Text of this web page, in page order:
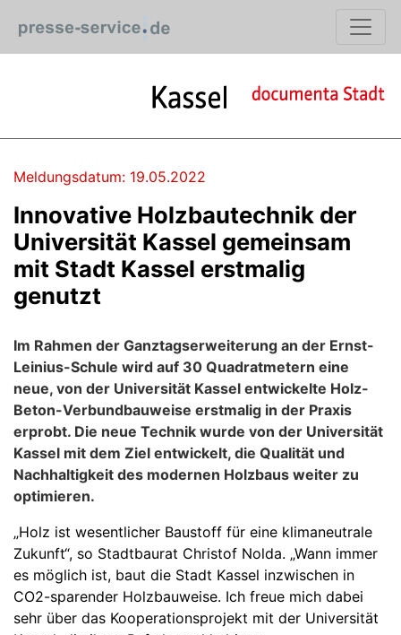
Meldungsdatum: 19.05.2022
Innovative Holzbautechnik der
Universität Kassel gemeinsam
mit Stadt Kassel erstmalig
genutzt
Im Rahmen der Ganztagserweiterung an der Ernst-
Leinius-Schule wird auf 30 Quadratmetern eine
neue, von der Universität Kassel entwickelte Holz-
Beton-Verbundbauweise erstmalig in der Praxis
erprobt. Die neue Technik wurde von der Universität
Kassel mit dem Ziel entwickelt, die Qualität und
Nachhaltigkeit des modernen Holzbaus weiter zu
optimieren.
„Holz ist wesentlicher Baustoff für eine klimaneutrale
Zukunft“, so Stadtbaurat Christof Nolda. „Wann immer
es möglich ist, baut die Stadt Kassel inzwischen in
CO2-sparender Holzbauweise. Ich freue mich dabei
sehr über das Kooperationsprojekt mit der Universität